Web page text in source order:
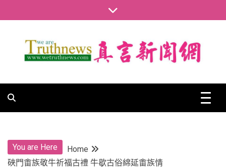
to
真言新聞網
You are Here
Home
硤門畬族敬牛祈福古禮 牛歇古俗綿延畬族情